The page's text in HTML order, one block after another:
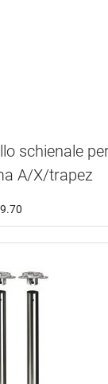
schienale
A/X/trapez